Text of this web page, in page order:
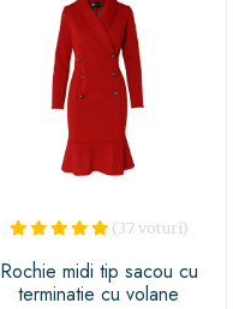
(37 voturi)
Rochie midi tip sacou cu
terminatie cu volane